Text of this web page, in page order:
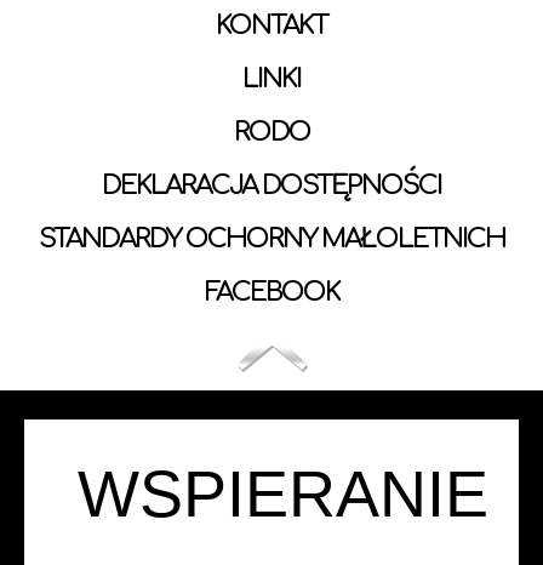
KONTAKT
LINKI
RODO
DEKLARACJA DOSTĘPNOŚCI
STANDARDY OCHORNY MAŁOLETNICH
FACEBOOK
WSPIERANIE